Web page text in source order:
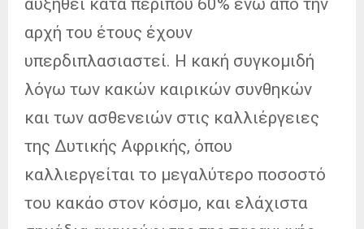
αρχή του έτους έχουν
υπερδιπλασιαστεί. Η κακή συγκομιδή
λόγω των κακών καιρικών συνθηκών
και των ασθενειών στις καλλιέργειες
της Δυτικής Αφρικής, όπου
καλλιεργείται το μεγαλύτερο ποσοστό
του κακάο στον κόσμο, και ελάχιστα